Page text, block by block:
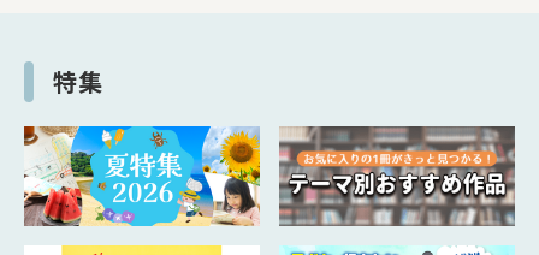
特集